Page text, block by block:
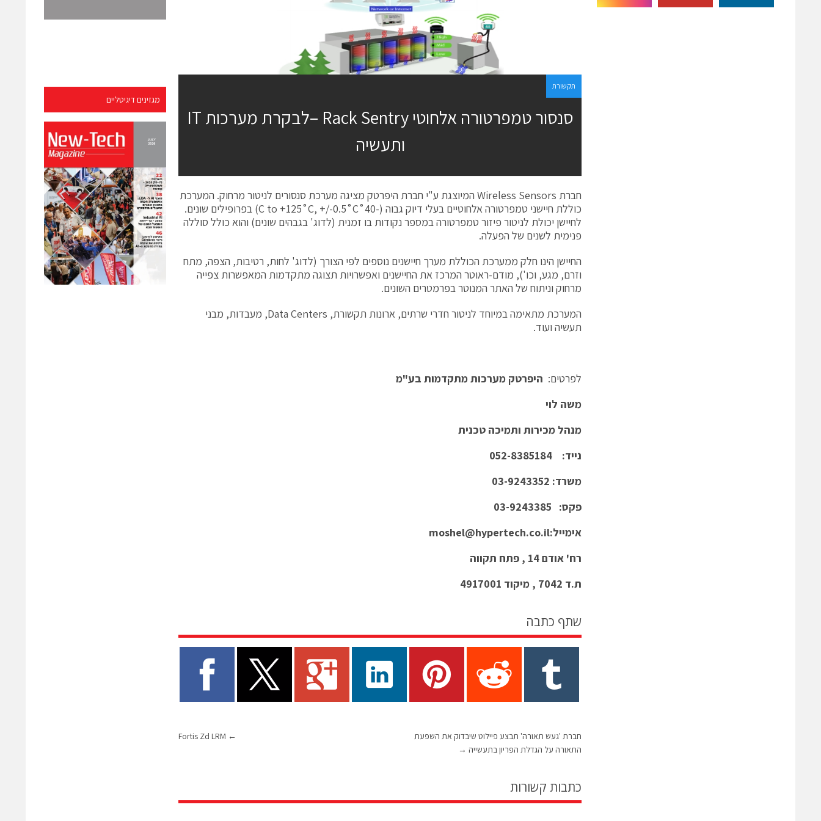
מגזינים דיגיטליים
תקשורת
סנסור טמפרטורה אלחוטי Rack Sentry –לבקרת מערכות IT
ותעשיה
חברת Wireless Sensors המיוצגת ע"י חברת היפרטק מציגה מערכת סנסורים לניטור מרחוק. המערכת
כוללת חיישני טמפרטורה אלחוטיים בעלי דיוק גבוה (-40˚C to +125˚C, +/-0.5˚C) בפרופילים שונים.
לחיישן יכולת לניטור פיזור טמפרטורה במספר נקודות בו זמנית (לדוג' בגבהים שונים) והוא כולל סוללה
פנימית לשנים של הפעלה.
החיישן הינו חלק ממערכת הכוללת מערך חיישנים נוספים לפי הצורך (לדוג' לחות, רטיבות, הצפה, מתח
וזרם, מגע, וכו'), מודם-ראוטר המרכז את החיישנים ואפשרויות תצוגה מתקדמות המאפשרות צפייה
מרחוק וניתוח של האתר המנוטר בפרמטרים השונים.
המערכת מתאימה במיוחד לניטור חדרי שרתים, ארונות תקשורת, Data Centers, מעבדות, מבני
תעשיה ועוד.
לפרטים: היפרטק מערכות מתקדמות בע"מ
משה לוי
מנהל מכירות ותמיכה טכנית
נייד: 052-8385184
משרד: 03-9243352
פקס: 03-9243385
אימייל:moshel@hypertech.co.il
רח' אודם 14 , פתח תקווה
ת.ד 7042 , מיקוד 4917001
שתף כתבה
←
חברת 'געש תאורה' תבצע פיילוט שיבדוק את השפעת
התאורה על הגדלת הפריון בתעשייה →
כתבות קשורות